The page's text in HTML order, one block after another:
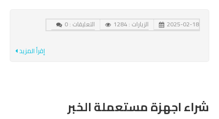
2025-02-18 الزيارات : 1284 التعليقات : 0
إقرأ المزيد
شراء اجهزة مستعملة الخبر